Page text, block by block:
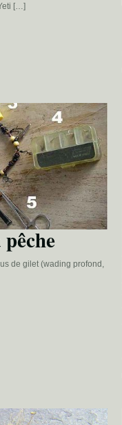
[…]
de gilet (wading profond,